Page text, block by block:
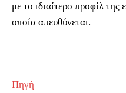
με το ιδιαίτερο προφίλ
οποία απευθύνεται.
Πηγή